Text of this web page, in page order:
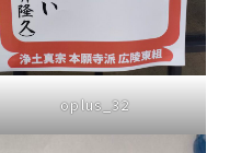
oplus_32